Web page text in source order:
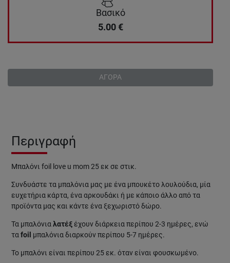
Βασικό
5.00 €
ΑΓΟΡΑ
Περιγραφή
Mπαλόνι foil love u mom 25 εκ σε στικ.
Συνδυάστε τα μπαλόνια μας με ένα μπουκέτο λουλούδια, μία
ευχετήρια κάρτα, ένα αρκουδάκι ή με κάποιο άλλο από τα
προϊόντα μας και κάντε ένα ξεχωριστό δώρο.
Τα μπαλόνια λατέξ έχουν διάρκεια περίπου 2-3 ​​ημέρες, ενώ
τα foil μπαλόνια διαρκούν περίπου 5-7 ημέρες.
Το μπαλόνι είναι περίπου 25 εκ. όταν είναι φουσκωμένο.